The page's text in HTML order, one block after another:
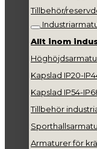
Tillbehör/
Allt inom
Kapslad IP20-
Kapslad IP54-
Tillbehör
Armaturer för